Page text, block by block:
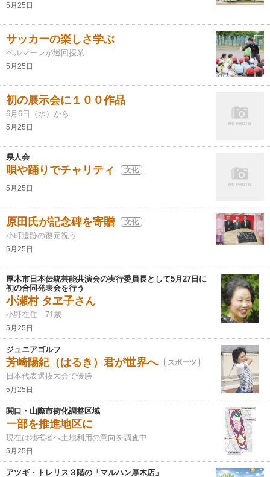
5月25日
サッカーの楽しさ学ぶ
ベルマーレが巡回授業
5月25日
初の展示会に１００作品
6月6日（水）から
5月25日
県人会
唄や踊りでチャリティ 文化
5月25日
原田氏が記念碑を寄贈 文化
小町遺跡の復元祝う
5月25日
厚木市日本伝統芸能共演会の実行委員長として5月27日に
初の合同発表会を行う
小瀬村 タヱ子さん
小野在住 71歳
5月25日
ジュニアゴルフ
芳崎陽紀（はるき）君が世界へ スポーツ
日本代表選抜大会で優勝
5月25日
関口・山際市街化調整区域
一部を推進地区に
現在は地権者へ土地利用の意向を調査中
5月25日
アツギ・トレリス３階の「マルハン厚木店」